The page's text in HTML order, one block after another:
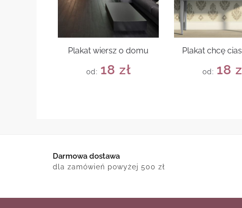
Plakat wiersz o domu
od: 18 zł
Plakat chcę
od: 18
Darmowa dostawa
dla zamówień powyżej 500 zł